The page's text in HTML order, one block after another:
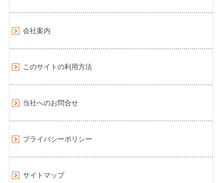
会社案内
このサイトの利用方法
当社へのお問合せ
プライバシーポリシー
サイトマップ